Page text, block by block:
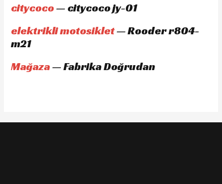
citycoco— citycoco jy-01
elektrikli motosiklet— Rooder r804-
m21
Mağaza— Fabrika Doğrudan